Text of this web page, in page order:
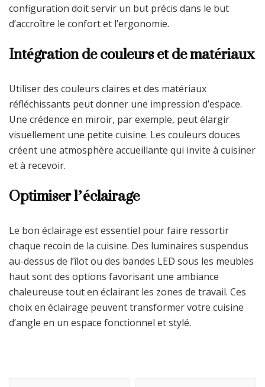
configuration doit servir un but précis dans le but
d’accroître le confort et l’ergonomie.
Intégration de couleurs et de matériaux
Utiliser des couleurs claires et des matériaux
réfléchissants peut donner une impression d’espace.
Une crédence en miroir, par exemple, peut élargir
visuellement une petite cuisine. Les couleurs douces
créent une atmosphère accueillante qui invite à cuisiner
et à recevoir.
Optimiser l’éclairage
Le bon éclairage est essentiel pour faire ressortir
chaque recoin de la cuisine. Des luminaires suspendus
au-dessus de l’îlot ou des bandes LED sous les meubles
haut sont des options favorisant une ambiance
chaleureuse tout en éclairant les zones de travail. Ces
choix en éclairage peuvent transformer votre cuisine
d’angle en un espace fonctionnel et stylé.